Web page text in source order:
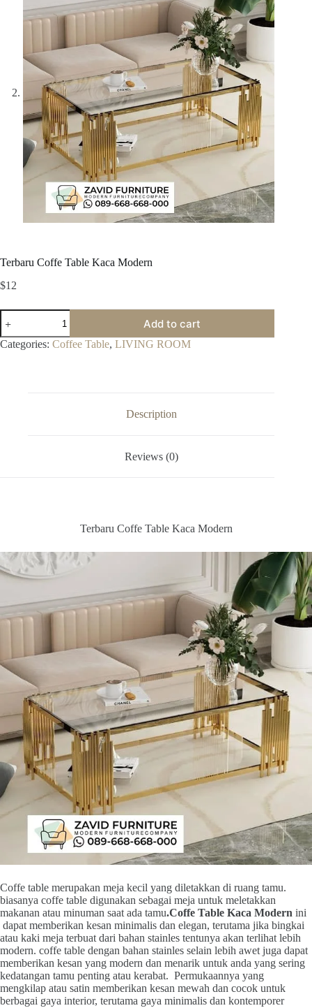
Terbaru Coffe Table Kaca Modern
$12
Terbaru
Coffe
Table
Kaca
Add to cart
Categories: Coffee Table, LIVING ROOM
Description
Reviews (0)
Terbaru Coffe Table Kaca Modern
Coffe table merupakan meja kecil yang diletakkan di ruang tamu.
biasanya coffe table digunakan sebagai meja untuk meletakkan
makanan atau minuman saat ada tamu.Coffe Table Kaca Modern ini
dapat memberikan kesan minimalis dan elegan, terutama jika bingkai
atau kaki meja terbuat dari bahan stainles tentunya akan terlihat lebih
modern. coffe table dengan bahan stainles selain lebih awet juga dapat
memberikan kesan yang modern dan menarik untuk anda yang sering
kedatangan tamu penting atau kerabat. Permukaannya yang
mengkilap atau satin memberikan kesan mewah dan cocok untuk
berbagai gaya interior, terutama gaya minimalis dan kontemporer